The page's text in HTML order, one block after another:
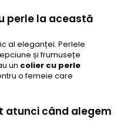
perle la această
al eleganței. Perlele
și frumusețe
un colier cu perle
o femeie care
atunci când alegem